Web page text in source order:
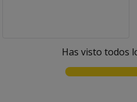
Has visto todos